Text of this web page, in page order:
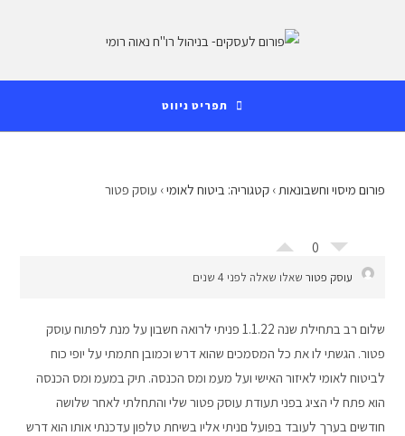
תפריט ניווט
פורום מיסוי וחשבונאות ›קטגוריה: ביטוח לאומי› עוסק פטור
0
עוסק פטור שאלו שאלה לפני 4 שנים
שלום רב בתחילת שנה 1.1.22 פניתי לרואה חשבון על מנת לפתוח עוסק
פטור. הגשתי לו את כל המסמכים שהוא דרש וכמובן חתמתי על יופי כוח
לביטוח לאומי לאיזור האישי ועל מעמ ומס הכנסה. תיק במעמ ומס הכנסה
הוא פתח לי הציג בפני תעודת עוסק פטור שלי והתחלתי לאחר שלושה
חודשים בערך לעובד בפועל םניתי אליו בשיחת טלפון עדכנתי אותו הוא דרש